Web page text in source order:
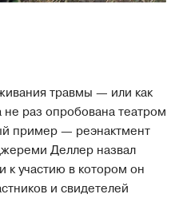
травмы — или как
раз опробована театром
пример — реэнактмент
Деллер назвал
к участию в котором он
и свидетелей